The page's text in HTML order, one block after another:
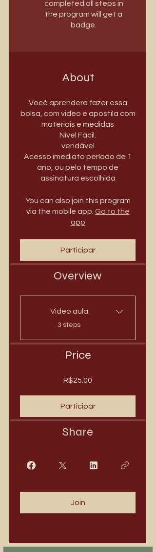
completed all steps in
the program will get a
badge.
About
Você aprendera fazer essa
bolsa, com video e apostila com
materiais e medidas
Nível Fácil.
vendável
Acesso imediato período de 1
ano, ou pelo tempo de
assinatura escolhida
You can also join this program
via the mobile app. Go to the
app
Participar
Overview
Video aula
.
3 steps
Price
R$25.00
Participar
Share
Join